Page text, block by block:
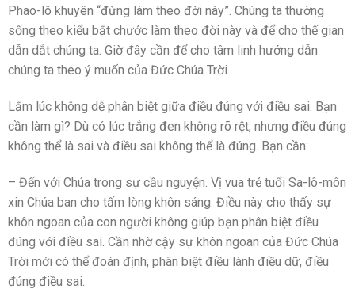
Phao-lô khuyên “đừng làm theo đời này”. Chúng ta thường
sống theo kiểu bắt chước làm theo đời này và để cho thế gian
dẫn dắt chúng ta. Giờ đây cần để cho tâm linh hướng dẫn
chúng ta theo ý muốn của Đức Chúa Trời.
Lắm lúc không dễ phân biệt giữa điều đúng với điều sai. Bạn
cần làm gì? Dù có lúc trắng đen không rõ rệt, nhưng điều đúng
không thể là sai và điều sai không thể là đúng. Bạn cần:
– Đến với Chúa trong sự cầu nguyện. Vị vua trẻ tuổi Sa-lô-môn
xin Chúa ban cho tấm lòng khôn sáng. Điều này cho thấy sự
khôn ngoan của con người không giúp bạn phân biệt điều
đúng với điều sai. Cần nhờ cậy sự khôn ngoan của Đức Chúa
Trời mới có thể đoán định, phân biệt điều lành điều dữ, điều
đúng điều sai.